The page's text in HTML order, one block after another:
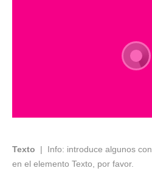
Texto | Info: introduce algunos
en el elemento Texto, por favor.